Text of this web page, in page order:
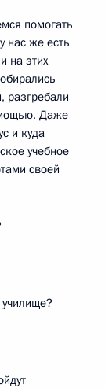
помогать
нас же есть
на этих
разгребали
Даже
и куда
учебное
своей